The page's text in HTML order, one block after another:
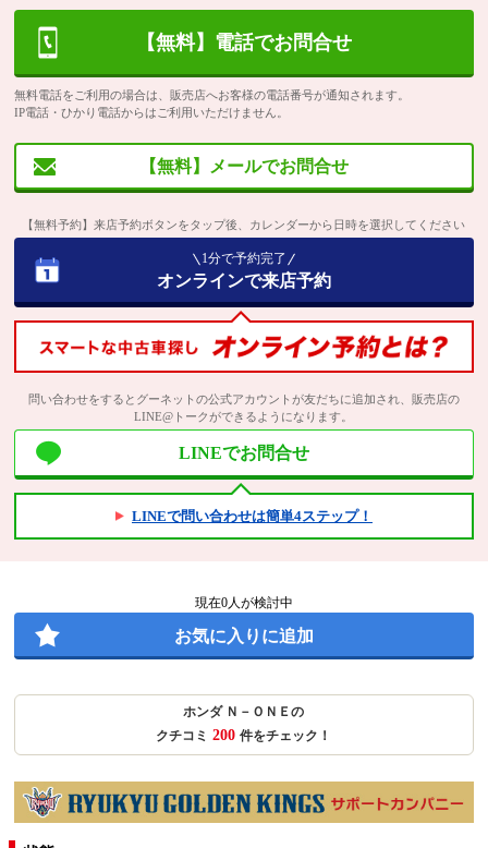
【無料】電話でお問合せ
無料電話をご利用の場合は、販売店へお客様の電話番号が通知されます。
IP電話・ひかり電話からはご利用いただけません。
【無料】メールでお問合せ
【無料予約】来店予約ボタンをタップ後、カレンダーから日時を選択してください
1分で予約完了
オンラインで来店予約
問い合わせをするとグーネットの公式アカウントが友だちに追加され、販売店の
LINE@トークができるようになります。
LINEでお問合せ
LINEで問い合わせは簡単4ステップ！
現在0人が検討中
お気に入りに追加
ホンダ Ｎ－ＯＮＥの
クチコミ 200 件をチェック！